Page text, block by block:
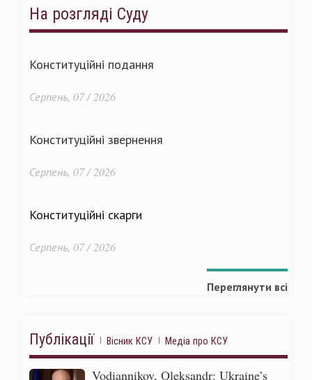
На розгляді Суду
Конституційні подання
Серпень, 07 / 2026
Конституційні звернення
Серпень, 07 / 2026
Конституційні скарги
Серпень, 07 / 2026
Переглянути всі
Публікації Вісник КСУ Медіа про КСУ
Vodiannikov, Oleksandr: Ukraine’s